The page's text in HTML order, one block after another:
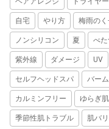
自宅 やり方 梅雨の
ノンシリコン 夏 べた
紫外線 ダメージ UV
セルフヘッドスパ バーム
カルミンフリー ゆらぎ肌
季節性肌トラブル 肌バ